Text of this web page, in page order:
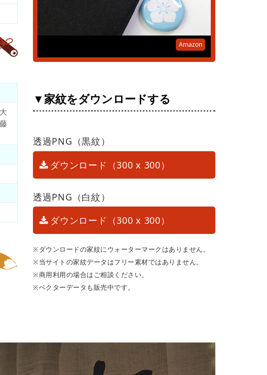
Amazon
▼家紋をダウンロードする
透過PNG（黒紋）
ダウンロード（300 x 300）
透過PNG（白紋）
ダウンロード（300 x 300）
※ダウンロードの家紋にウォーターマークはありません。
※当サイトの家紋データはフリー素材ではありません。
※商用利用の場合はご相談ください。
※ベクターデータも販売中です。